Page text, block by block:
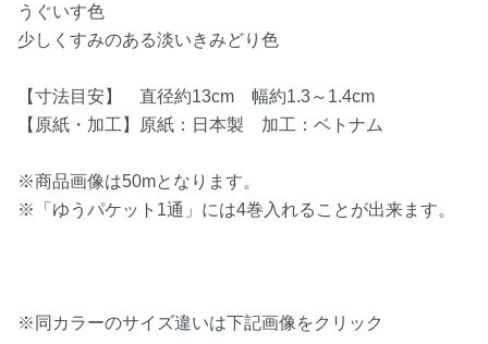
うぐいす色
少しくすみのある淡いきみどり色
【寸法目安】 直径約13cm 幅約1.3～1.4cm
【原紙・加工】原紙：日本製 加工：ベトナム
※商品画像は50mとなります。
※「ゆうパケット1通」には4巻入れることが出来ます。
※同カラーのサイズ違いは下記画像をクリック